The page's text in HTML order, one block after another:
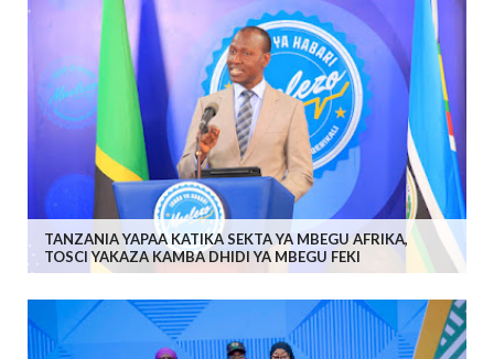
TANZANIA YAPAA KATIKA SEKTA YA MBEGU AFRIKA,
TOSCI YAKAZA KAMBA DHIDI YA MBEGU FEKI